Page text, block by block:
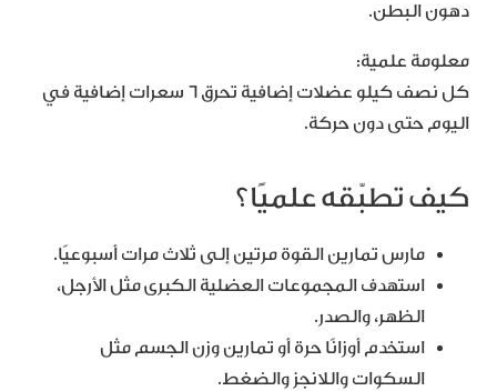
دهون البطن.
معلومة علمية:
كل نصف كيلو عضلات إضافية تحرق 6 سعرات إضافية في
اليوم حتى دون حركة.
كيف تطبّقه علميًا؟
مارس تمارين القوة مرتين إلى ثلاث مرات أسبوعيًا.
استهدف المجموعات العضلية الكبرى مثل الأرجل،
الظهر، والصدر.
استخدم أوزانًا حرة أو تمارين وزن الجسم مثل
السكوات واللانجز والضغط.